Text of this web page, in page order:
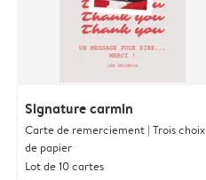
Signature carmin
Carte de remerciement | Trois choix
de papier
Lot de 10 cartes